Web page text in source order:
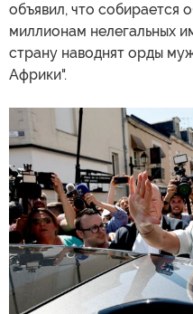
объявил, что собирается
миллионам нелегальных
страну наводнят орды
Африки".